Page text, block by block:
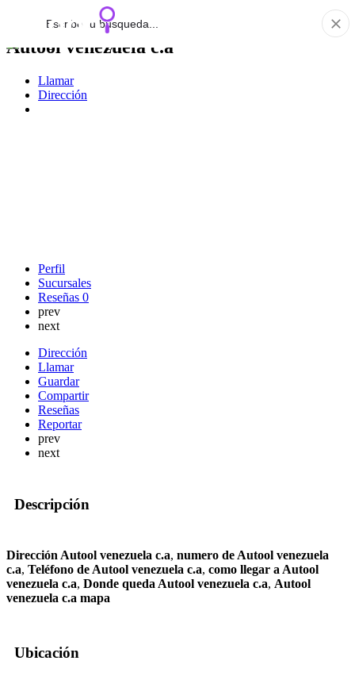
Autool venezuela c.a
Llamar
Dirección
Perfil
Sucursales
Reseñas 0
prev
next
Dirección
Llamar
Guardar
Compartir
Reseñas
Reportar
prev
next
Descripción
Dirección Autool venezuela c.a, numero de Autool venezuela
c.a, Teléfono de Autool venezuela c.a, como llegar a Autool
venezuela c.a, Donde queda Autool venezuela c.a, Autool
venezuela c.a mapa
Ubicación